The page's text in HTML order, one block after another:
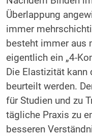
Überlappung
immer
besteht immer aus
eigentlich ein „4-
Die Elastizität
beurteilt werden.
für Studien und zu
tägliche Praxis zu
besseren